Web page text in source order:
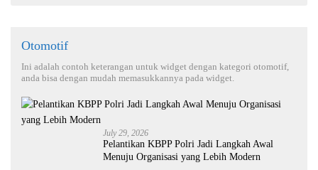
Otomotif
Ini adalah contoh keterangan untuk widget dengan kategori otomotif,
anda bisa dengan mudah memasukkannya pada widget.
July 29, 2026
Pelantikan KBPP Polri Jadi Langkah Awal
Menuju Organisasi yang Lebih Modern